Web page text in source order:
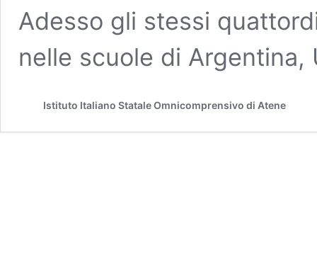
Adesso gli stessi
nelle scuole di
Istituto Italiano Statale Omnicomprensivo di Atene